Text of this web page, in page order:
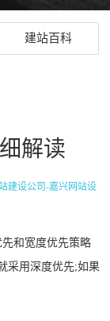
建站百科
解读
建设公司-嘉兴网站设
和宽度优先策略
采用深度优先;如果